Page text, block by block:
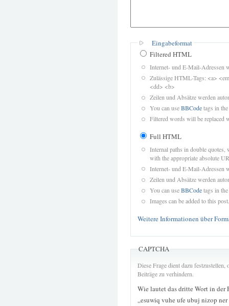
Eingabeformat
Filtered HTML
Internet- und E-Mail-Adressen
Zulässige HTML-Tags: <a>
<dd> <b>
Zeilen und Absätze werden
You can useBBCodetags in
Filtered words will be replaced
Full HTML
Internal paths in double quotes,
with the appropriate absolute
Internet- und E-Mail-Adressen
Zeilen und Absätze werden
You can useBBCodetags in
Images can be added to this post.
Weitere Informationen über
CAPTCHA
Diese Frage dient dazu
Beiträge zu verhindern.
Wie lautet das dritte Wort in der
„esuwiq vuhe ufe ubuj nizop